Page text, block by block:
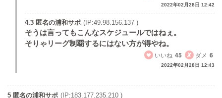
2022年02月28日 12:42
4.3 匿名の浦和サポ (IP:49.98.156.137 )
そうは言ってもこんなスケジュールではねぇ。
そりゃリーグ制覇するにはない方が得やね。
いいね 45 ダメ 6
2022年02月28日 12:43
5 匿名の浦和サポ (IP:183.177.235.210 )